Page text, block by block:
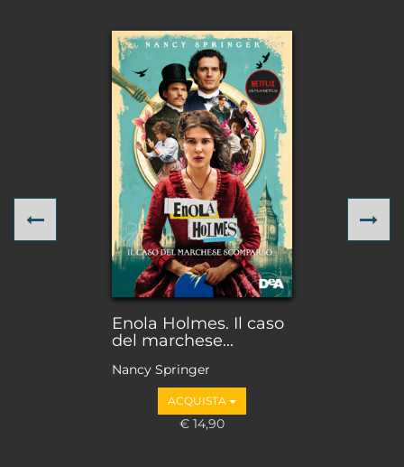
Enola Holmes. Il caso
del marchese...
Nancy Springer
ACQUISTA
€ 14,90
Previous